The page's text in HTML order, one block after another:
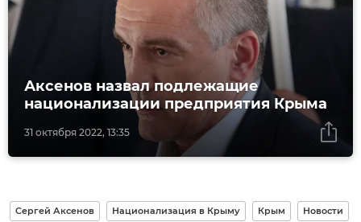
31 октября 2022, 13:35
Аксенов назвал подлежащие
национализации предприятия Крыма
Сергей Аксенов Национализация в Крыму Крым Новости